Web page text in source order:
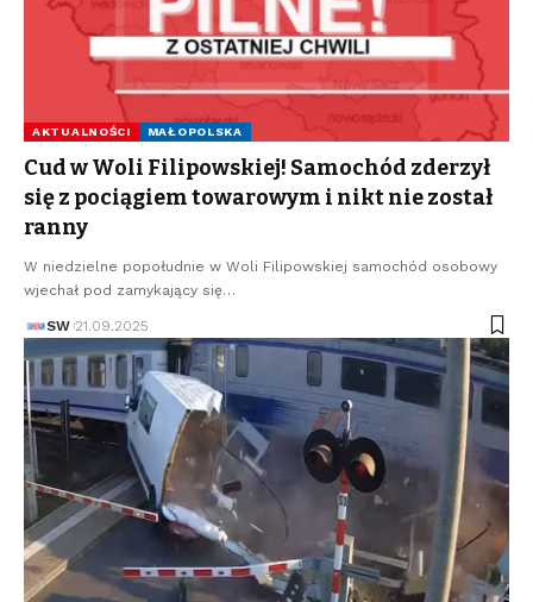
AKTUALNOŚCI MAŁOPOLSKA
Cud w Woli Filipowskiej! Samochód zderzył
się z pociągiem towarowym i nikt nie został
ranny
W niedzielne popołudnie w Woli Filipowskiej samochód osobowy
wjechał pod zamykający się…
SW 21.09.2025